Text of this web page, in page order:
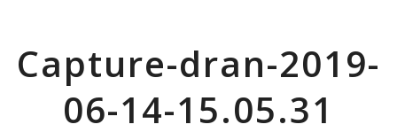
Capture-dran-2019-
06-14-15.05.31